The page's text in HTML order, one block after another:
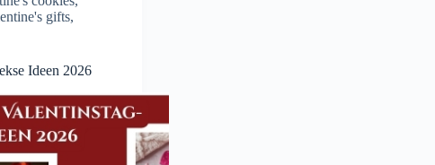
gifts,
Ideen 2026